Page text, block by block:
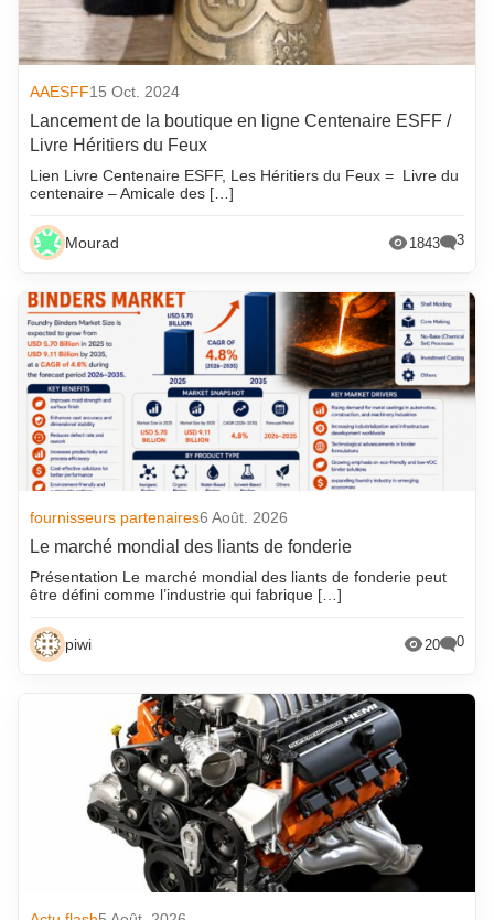
AAESFF15 Oct. 2024
Lancement de la boutique en ligne Centenaire ESFF /
Livre Héritiers du Feux
Lien Livre Centenaire ESFF, Les Héritiers du Feux = Livre du
centenaire – Amicale des […]
Mourad 1843 3
fournisseurs partenaires6 Août. 2026
Le marché mondial des liants de fonderie
Présentation Le marché mondial des liants de fonderie peut
être défini comme l’industrie qui fabrique […]
piwi 20 0